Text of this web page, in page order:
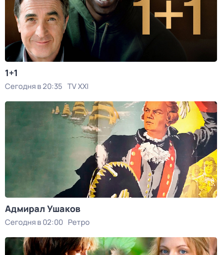
1+1
Сегодня в 20:35 TV XXI
Адмирал Ушаков
Сегодня в 02:00 Ретро